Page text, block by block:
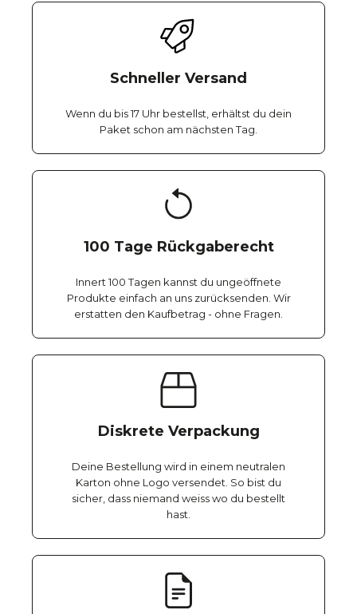
Schneller Versand
Wenn du bis 17 Uhr bestellst, erhältst du dein
Paket schon am nächsten Tag.
100 Tage Rückgaberecht
Innert 100 Tagen kannst du ungeöffnete
Produkte einfach an uns zurücksenden. Wir
erstatten den Kaufbetrag - ohne Fragen.
Diskrete Verpackung
Deine Bestellung wird in einem neutralen
Karton ohne Logo versendet. So bist du
sicher, dass niemand weiss wo du bestellt
hast.